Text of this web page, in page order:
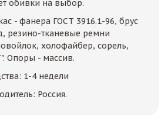
обивки на выбор.
- фанера ГОСТ 3916.1-96, брус
резино-тканевые ремни
холофайбер, сорель,
Опоры - массив.
1-4 недели
Россия.